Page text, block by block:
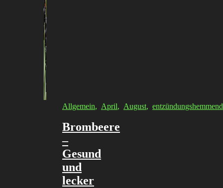
Allgemein, April, August, entzündungshemmend
Brombeere
–
Gesund
und
lecker